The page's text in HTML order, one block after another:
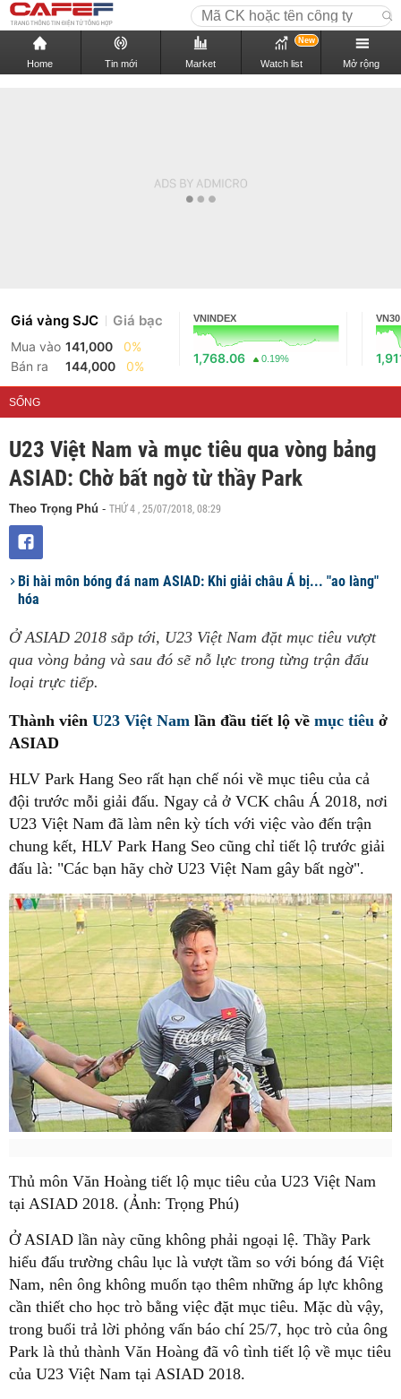
Home Tin mới Market Watch list
New
Mở rộng
Giá vàng SJC Giá bạc
Mua vào 141,000
0%
Bán ra
144,000 0%
VNINDEX
1,768.06 0.19%
VN30
SỐNG
U23 Việt Nam và mục tiêu qua vòng bảng
ASIAD: Chờ bất ngờ từ thầy Park
Theo Trọng Phú - THỨ 4 , 25/07/2018, 08:29
Bi hài môn bóng đá nam ASIAD: Khi giải châu Á bị... "ao làng"
hóa
Ở ASIAD 2018 sắp tới, U23 Việt Nam đặt mục tiêu vượt
qua vòng bảng và sau đó sẽ nỗ lực trong từng trận đấu
loại trực tiếp.
Thành viên U23 Việt Nam lần đầu tiết lộ về mục tiêu ở
ASIAD
HLV Park Hang Seo rất hạn chế nói về mục tiêu của cả
đội trước mỗi giải đấu. Ngay cả ở VCK châu Á 2018, nơi
U23 Việt Nam đã làm nên kỳ tích với việc vào đến trận
chung kết, HLV Park Hang Seo cũng chỉ tiết lộ trước giải
đấu là: "Các bạn hãy chờ U23 Việt Nam gây bất ngờ".
Thủ môn Văn Hoàng tiết lộ mục tiêu của U23 Việt Nam
tại ASIAD 2018. (Ảnh: Trọng Phú)
Ở ASIAD lần này cũng không phải ngoại lệ. Thầy Park
hiểu đấu trường châu lục là vượt tầm so với bóng đá Việt
Nam, nên ông không muốn tạo thêm những áp lực không
cần thiết cho học trò bằng việc đặt mục tiêu. Mặc dù vậy,
trong buổi trả lời phỏng vấn báo chí 25/7, học trò của ông
Park là thủ thành Văn Hoàng đã vô tình tiết lộ về mục tiêu
của U23 Việt Nam tại ASIAD 2018.